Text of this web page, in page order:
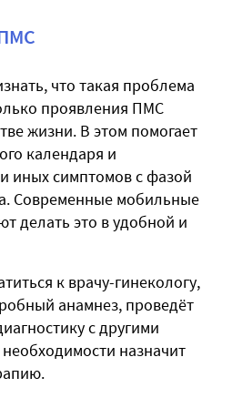
что такая проблема
проявления ПМС
жизни. В этом помогает
календаря и
иных симптомов с фазой
Современные мобильные
делать это в удобной и
к врачу-гинекологу,
анамнез, проведёт
с другими
назначит